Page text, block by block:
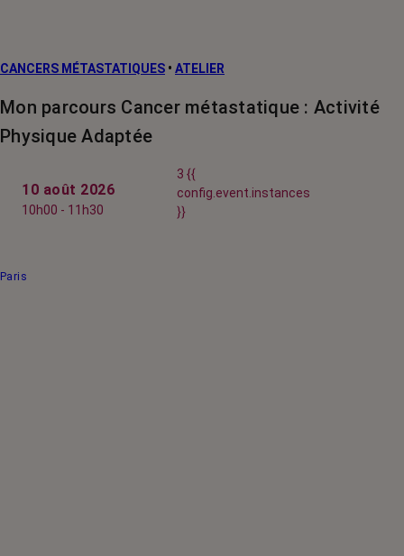
CANCERS MÉTASTATIQUES • ATELIER
Mon parcours Cancer métastatique : Activité
Physique Adaptée
10 août 2026
10h00 - 11h30
3 {{
config.event.instances
}}
Paris